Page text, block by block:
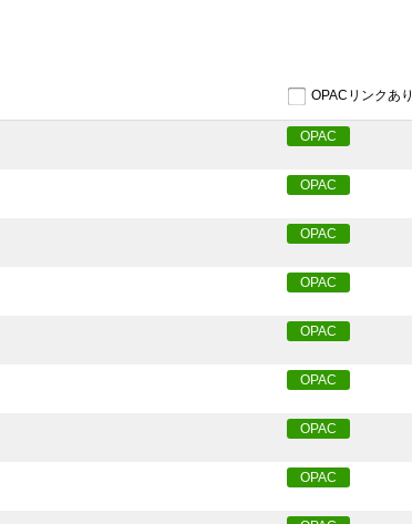
OPACリンクあり
OPAC
OPAC
OPAC
OPAC
OPAC
OPAC
OPAC
OPAC